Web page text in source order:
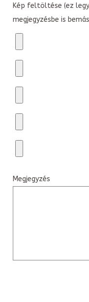
Kép feltöltése (ez
megjegyzésbe is
Megjegyzés